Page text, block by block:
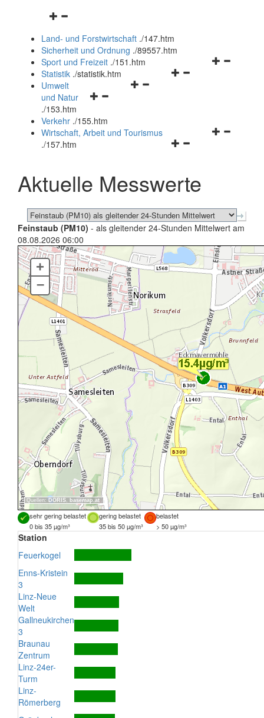
Navigationsmenü
und
schließen
Land- und Forstwirtschaft ./147.htm
Sicherheit und Ordnung ./89557.htm
Navigationsmenü
Sport und Freizeit ./151.htm
Navigationsmenü
Statistik ./statistik.htm
Navigationsmenü
und
schließen
Umwelt
und Natur
./153.htm
Verkehr ./155.htm
Navigationsmenü
schließen
Wirtschaft, Arbeit und Tourismus
./157.htm
Aktuelle Messwerte
Feinstaub (PM10) - als gleitender 24-Stunden Mittelwert am
08.08.2026 06:00
Quellen: DORIS, basemap.at
+
–
sehr gering belastet gering belastet
belastet
0 bis 35 µg/m³
35 bis 50 µg/m³ > 50 µg/m³
Station
Feuerkogel
Enns-Kristein
3
Linz-Neue
Welt
Gallneukirchen
3
Braunau
Zentrum
Linz-24er-
Turm
Linz-
Römerberg